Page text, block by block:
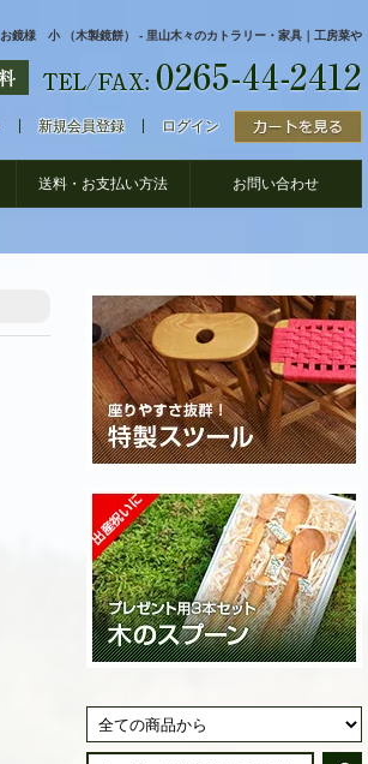
お鏡様 小 （木製鏡餅） - 里山木々のカトラリー・家具｜工房菜や
新規会員登録 ログイン
送料・お支払い方法 お問い合わせ